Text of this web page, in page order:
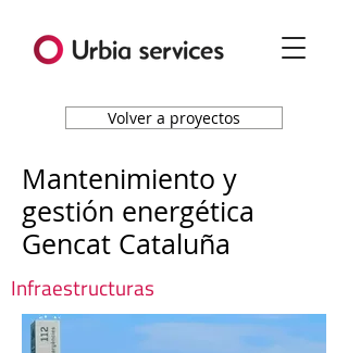
Volver a proyectos
Mantenimiento y
gestión energética
Gencat Cataluña
Infraestructuras